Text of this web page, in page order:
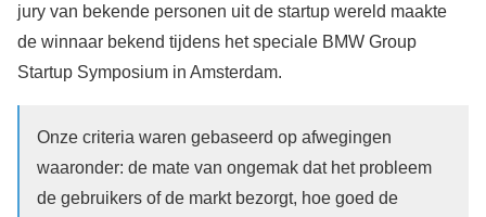
jury van bekende personen uit de startup wereld maakte
de winnaar bekend tijdens het speciale BMW Group
Startup Symposium in Amsterdam.
Onze criteria waren gebaseerd op afwegingen
waaronder: de mate van ongemak dat het probleem
de gebruikers of de markt bezorgt, hoe goed de